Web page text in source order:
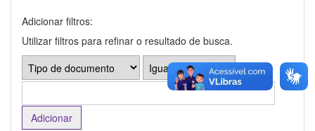
Adicionar filtros:
Utilizar filtros para refinar o resultado de busca.